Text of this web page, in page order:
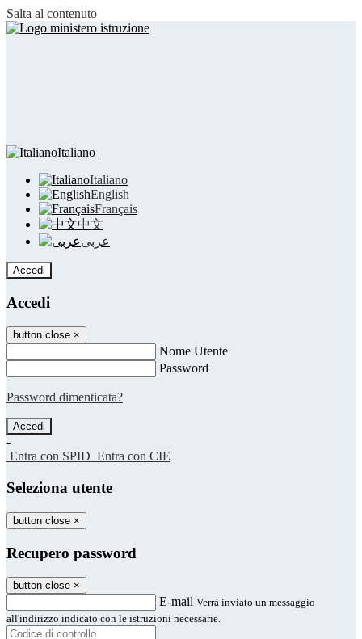
Salta al contenuto
Italiano
Italiano
English
Français
中文
عربى
Accedi
Accedi
button close ×
Nome Utente
Password
Password dimenticata?
-
Entra con SPID Entra con CIE
Seleziona utente
button close ×
Recupero password
button close ×
E-mail Verrà inviato un messaggio
all'indirizzo indicato con le istruzioni necessarie.